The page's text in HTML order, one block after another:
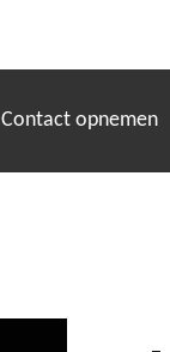
Contact opnemen